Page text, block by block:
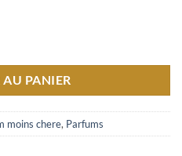
AU PANIER
moins chere, Parfums